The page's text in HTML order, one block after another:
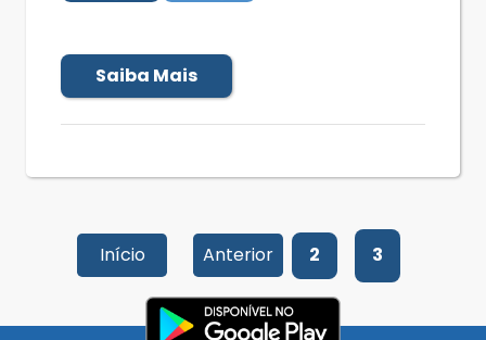
Saiba Mais
Início Anterior 2 3